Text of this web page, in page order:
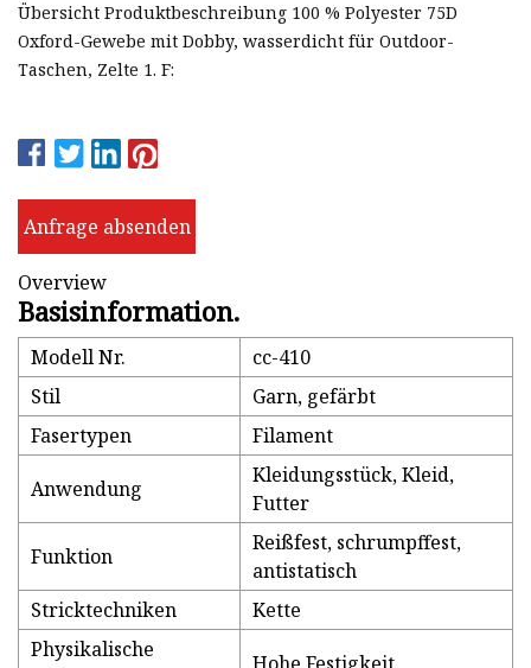
Übersicht Produktbeschreibung 100 % Polyester 75D
Oxford-Gewebe mit Dobby, wasserdicht für Outdoor-
Taschen, Zelte 1. F:
Anfrage absenden
Overview
Basisinformation.
Modell Nr.
cc-410
Stil
Garn, gefärbt
Fasertypen
Filament
Anwendung
Kleidungsstück, Kleid,
Futter
Funktion
Reißfest, schrumpffest,
antistatisch
Stricktechniken
Kette
Physikalische